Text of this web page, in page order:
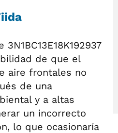
de que el
aire frontales no
de una
y a altas
un incorrecto
lo que ocasionaría